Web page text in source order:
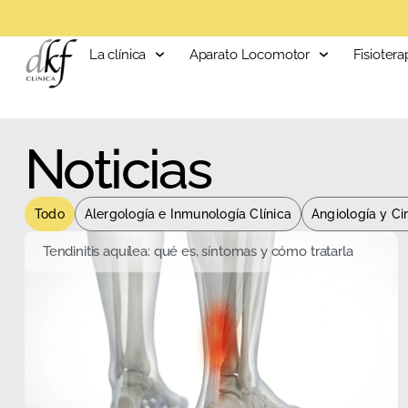
La clínica Aparato Locomotor
Noticias
Alergología e Inmunología Clínica Angiología y
Todo
Tendinitis aquílea: qué es, síntomas y cómo tratarla